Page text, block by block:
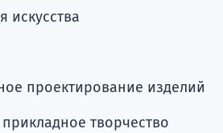
искусства
проектирование изделий
творчество